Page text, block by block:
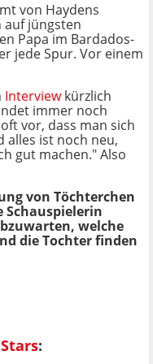
von Haydens
auf jüngsten
Papa im Bardados-
jede Spur. Vor einem
Interviewkürzlich
immer noch
vor, dass man sich
alles ist noch neu,
gut machen." Also
von Töchterchen
Schauspielerin
welche
die Tochter finden
: